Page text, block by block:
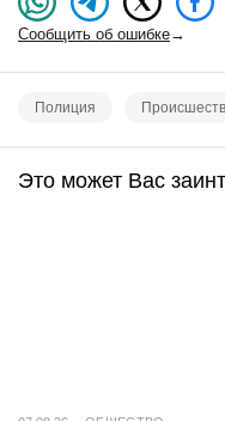
Сообщить об ошибке→
Полиция
Это может Вас